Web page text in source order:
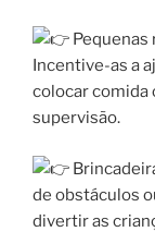
Pequenas
Incentive-as a
colocar comida
supervisão.
de obstáculos
divertir as